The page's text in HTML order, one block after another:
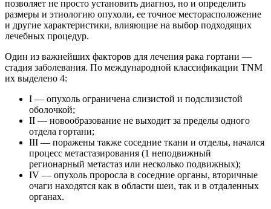
позволяет не просто установить диагноз, но и определить
размеры и этиологию опухоли, ее точное месторасположение
и другие характеристики, влияющие на выбор подходящих
лечебных процедур.
Один из важнейших факторов для лечения рака гортани —
стадия заболевания. По международной классификации TNM
их выделено 4:
I — опухоль ограничена слизистой и подслизистой
оболочкой;
II — новообразование не выходит за пределы одного
отдела гортани;
III — поражены также соседние ткани и отделы, начался
процесс метастазирования (1 неподвижный
регионарный метастаз или несколько подвижных);
IV — опухоль проросла в соседние органы, вторичные
очаги находятся как в области шеи, так и в отдаленных
органах.